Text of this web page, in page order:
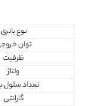
نوع باتری
توان
ظرفیت
ولتاژ
تعداد سلول
گارانتی